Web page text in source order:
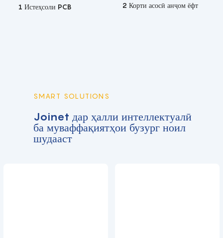
1 Истеҳсоли PCB 2 Корти асосӣ анҷом ёфт
SMART SOLUTIONS
Joinet дар ҳалли интеллектуалӣ
ба муваффақиятҳои бузург ноил
шудааст